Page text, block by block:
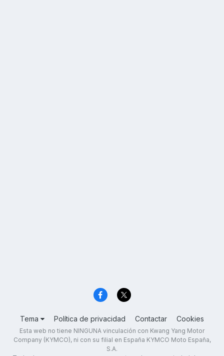
Tema Política de privacidad Contactar Cookies
Esta web no tiene NINGUNA vinculación con Kwang Yang Motor
Company (KYMCO), ni con su filial en España KYMCO Moto España,
S.A.